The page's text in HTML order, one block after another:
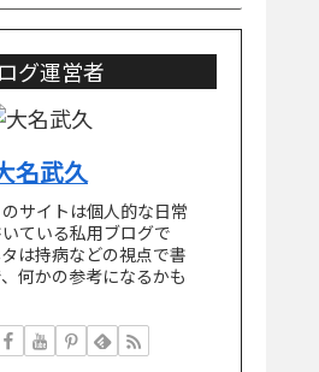
グ運営者
名武久
サイトは個人的な日常
ている私用ブログで
は持病などの視点で書
何かの参考になるかも